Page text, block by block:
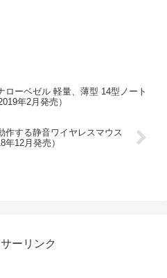
ローベゼル 軽量、薄型 14型ノート
年2月発売）
作する静音ワイヤレスマウス
年12月発売）
ーリンク